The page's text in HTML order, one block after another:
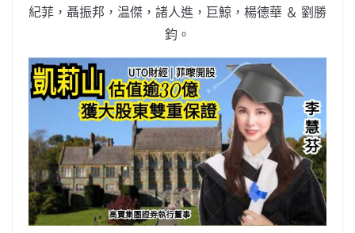
紀菲，聶振邦，温傑，諸人進，巨鯨，楊德華 ＆ 劉勝
鈞。